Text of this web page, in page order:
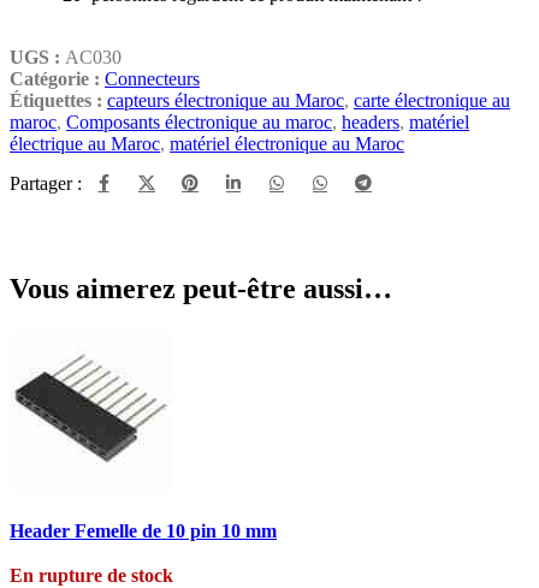
UGS : AC030
Catégorie : Connecteurs
Étiquettes : capteurs électronique au Maroc, carte électronique au
maroc, Composants électronique au maroc, headers, matériel
électrique au Maroc, matériel électronique au Maroc
Partager :
Vous aimerez peut-être aussi…
Aperçu rapide
Ajouter à la liste de souhaits
Header Femelle de 10 pin 10 mm
En rupture de stock